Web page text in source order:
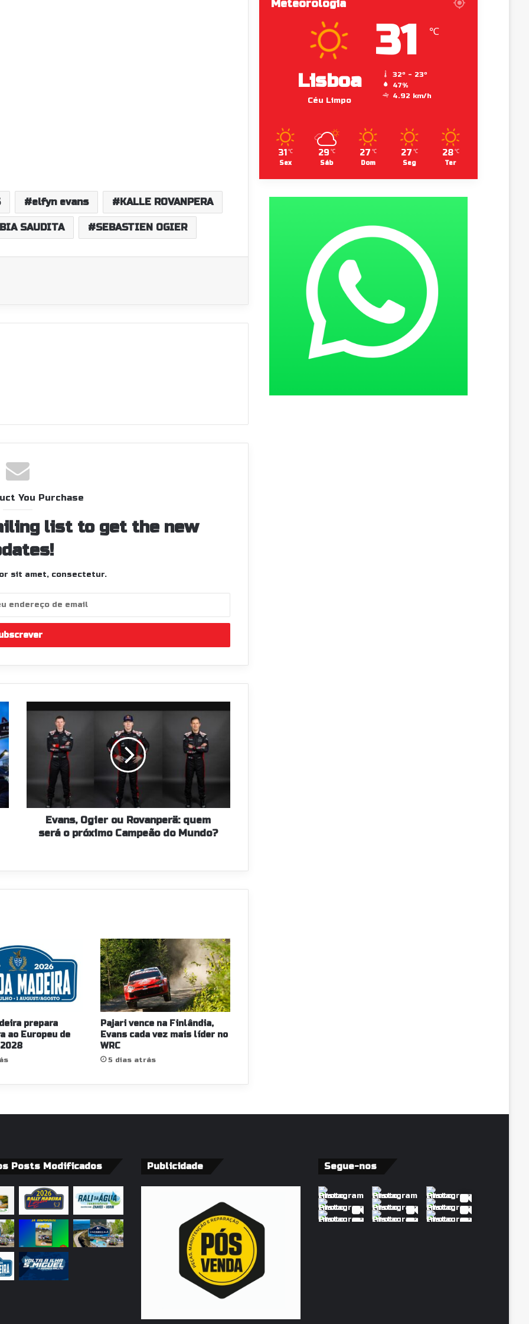
elfyn evans KALLE ROVANPERA
SAUDITA SEBASTIEN OGIER
You Purchase
list to get the new
sit amet, consectetur.
Rovanperä:
próximo
Campeão
Mundo?
Evans, Ogier ou Rovanperä: quem
será o próximo Campeão do Mundo?
prepara
ao Europeu de
Pajari vence na Finlândia,
Evans cada vez mais líder no
WRC
5 dias atrás
Meteorologia
Lisboa
Céu Limpo
31 ℃
32º - 23º
47%
4.92 km/h
31 ℃
Sex
29 ℃
Sáb
27 ℃
Dom
27 ℃
Seg
28 ℃
Ter
Posts Modificados Publicidade Segue-nos